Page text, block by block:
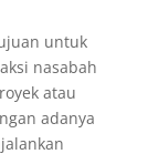
untuk
nasabah
atau
adanya